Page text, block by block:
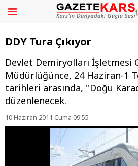
DDY Tura Çıkıyor
Devlet Demiryolları İşletmesi
Müdürlüğünce, 24 Haziran-1
tarihleri arasında, ''Doğu
düzenlenecek.
10 Haziran 2011 Cuma 09:55